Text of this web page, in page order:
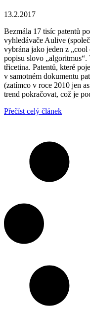
13.2.2017
Bezmála 17 tisíc patentů
vyhledávače Aulive
vybrána jako jeden z
popisu slovo
třicetina. Patentů, které
v samotném dokumentu
(zatímco v roce 2010 jen
trend pokračovat, což je
Přečíst celý článek